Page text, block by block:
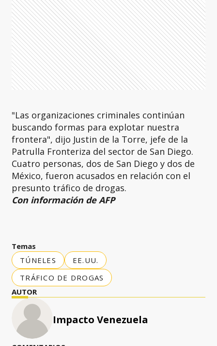
"Las organizaciones criminales continúan
buscando formas para explotar nuestra
frontera", dijo Justin de la Torre, jefe de la
Patrulla Fronteriza del sector de San Diego.
Cuatro personas, dos de San Diego y dos de
México, fueron acusados en relación con el
presunto tráfico de drogas.
Con información de AFP
Temas
TÚNELES
EE.UU.
TRÁFICO DE DROGAS
AUTOR
Impacto Venezuela